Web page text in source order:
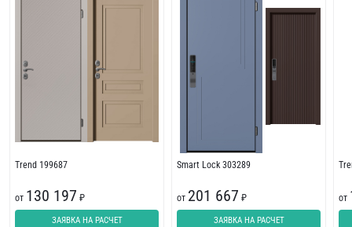
Trend 199687
от 130 197 ₽
ЗАЯВКА НА РАСЧЕТ
Smart Lock 303289
от 201 667 ₽
ЗАЯВКА НА РАСЧЕТ
от